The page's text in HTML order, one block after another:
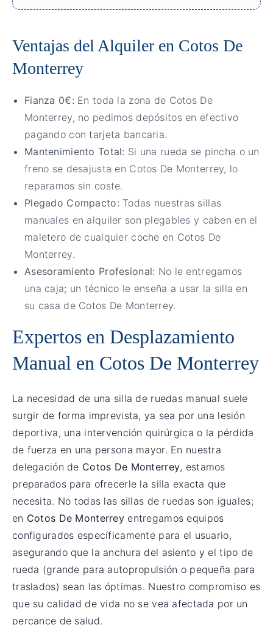
Ventajas del Alquiler en Cotos De
Monterrey
Fianza 0€: En toda la zona de Cotos De
Monterrey, no pedimos depósitos en efectivo
pagando con tarjeta bancaria.
Mantenimiento Total: Si una rueda se pincha o un
freno se desajusta en Cotos De Monterrey, lo
reparamos sin coste.
Plegado Compacto: Todas nuestras sillas
manuales en alquiler son plegables y caben en el
maletero de cualquier coche en Cotos De
Monterrey.
Asesoramiento Profesional: No le entregamos
una caja; un técnico le enseña a usar la silla en
su casa de Cotos De Monterrey.
Expertos en Desplazamiento
Manual en Cotos De Monterrey
La necesidad de una silla de ruedas manual suele
surgir de forma imprevista, ya sea por una lesión
deportiva, una intervención quirúrgica o la pérdida
de fuerza en una persona mayor. En nuestra
delegación de Cotos De Monterrey, estamos
preparados para ofrecerle la silla exacta que
necesita. No todas las sillas de ruedas son iguales;
en Cotos De Monterreyentregamos equipos
configurados específicamente para el usuario,
asegurando que la anchura del asiento y el tipo de
rueda (grande para autopropulsión o pequeña para
traslados) sean las óptimas. Nuestro compromiso es
que su calidad de vida no se vea afectada por un
percance de salud.